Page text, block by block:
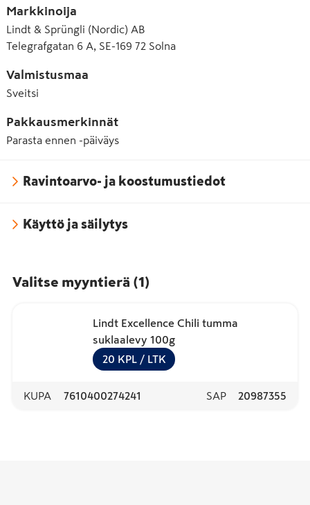
Markkinoija
Lindt & Sprüngli (Nordic) AB
Telegrafgatan 6 A, SE-169 72 Solna
Valmistusmaa
Sveitsi
Pakkausmerkinnät
Parasta ennen -päiväys
Ravintoarvo- ja koostumustiedot
Käyttö ja säilytys
Valitse myyntierä (1)
Lindt Excellence Chili tumma
suklaalevy 100g
20 KPL / LTK
KUPA 7610400274241 SAP 20987355